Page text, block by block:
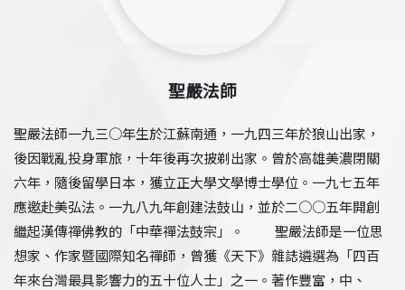
聖嚴法師
聖嚴法師一九三○年生於江蘇南通，一九四三年於狼山出家，
後因戰亂投身軍旅，十年後再次披剃出家。曾於高雄美濃閉關
六年，隨後留學日本，獲立正大學文學博士學位。一九七五年
應邀赴美弘法。一九八九年創建法鼓山，並於二○○五年開創
繼起漢傳禪佛教的「中華禪法鼓宗」。 聖嚴法師是一位思
想家、作家暨國際知名禪師，曾獲《天下》雜誌遴選為「四百
年來台灣最具影響力的五十位人士」之一。著作豐富，中、